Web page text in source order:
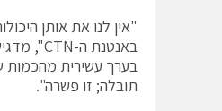
"אין לנו את אותן
בערך עשירית מהכמות
תובלה; זו פשרה".